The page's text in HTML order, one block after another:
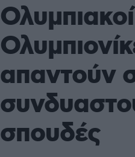
απαντούν
σπουδές